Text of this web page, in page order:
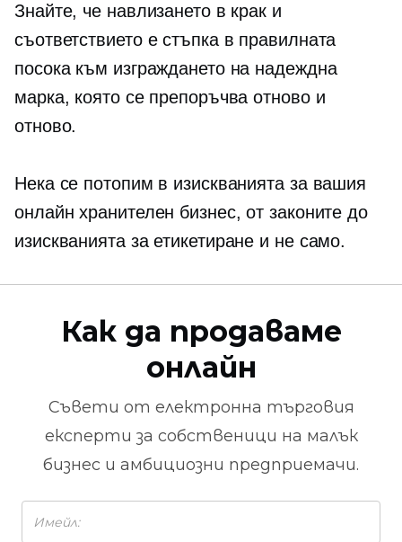
Знайте, че навлизането в крак и
съответствието е стъпка в правилната
посока към изграждането на надеждна
марка, която се препоръчва отново и
отново.
Нека се потопим в изискванията за вашия
онлайн хранителен бизнес, от законите до
изискванията за етикетиране и не само.
Как да продаваме
онлайн
Съвети от електронна търговия
експерти за собственици на малък
бизнес и амбициозни предприемачи.